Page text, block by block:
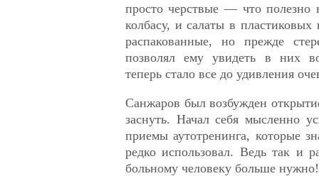
просто черствые — что полезно
колбасу, и салаты в пластиковых
распакованные, но прежде
позволял ему увидеть в них
теперь стало все до удивления
Санжаров был возбужден
заснуть. Начал себя мысленно
приемы аутотренинга, которые
редко использовал. Ведь так и
больному человеку больше нужно!